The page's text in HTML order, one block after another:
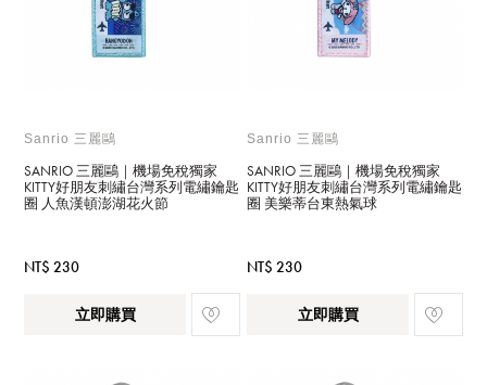
Sanrio 三麗鷗
SANRIO 三麗鷗｜機場免稅獨家
KITTY好朋友刺繡台灣系列電繡鑰匙
圈 人魚漢頓澎湖花火節
NT$ 230
立即購買
Sanrio 三麗鷗
SANRIO 三麗鷗｜機場免稅獨家
KITTY好朋友刺繡台灣系列電繡鑰匙
圈 美樂蒂台東熱氣球
NT$ 230
立即購買